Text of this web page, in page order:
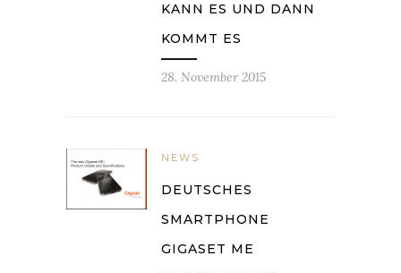
KANN ES UND DANN
KOMMT ES
28. November 2015
NEWS
DEUTSCHES
SMARTPHONE
GIGASET ME